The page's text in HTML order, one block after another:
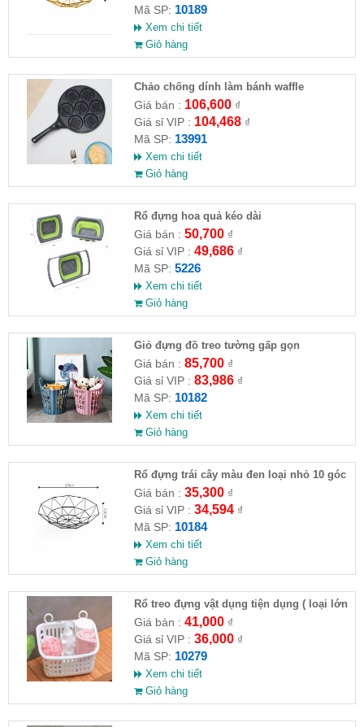
Mã SP: 10189
Xem chi tiết
Giỏ hàng
Chảo chống dính làm bánh waffle
Giá bán : 106,600₫
Giá sỉ VIP : 104,468₫
Mã SP: 13991
Xem chi tiết
Giỏ hàng
Rổ đựng hoa quả kéo dài
Giá bán : 50,700₫
Giá sỉ VIP : 49,686₫
Mã SP: 5226
Xem chi tiết
Giỏ hàng
Giỏ đựng đồ treo tường gấp gọn
Giá bán : 85,700₫
Giá sỉ VIP : 83,986₫
Mã SP: 10182
Xem chi tiết
Giỏ hàng
Rổ đựng trái cây màu đen loại nhỏ 10 góc
27x6.5cm
Giá bán : 35,300₫
Giá sỉ VIP : 34,594₫
Mã SP: 10184
Xem chi tiết
Giỏ hàng
Rổ treo đựng vật dụng tiện dụng ( loại lớn
)Giá bán : 41,000₫
Giá sỉ VIP : 36,000₫
Mã SP: 10279
Xem chi tiết
Giỏ hàng